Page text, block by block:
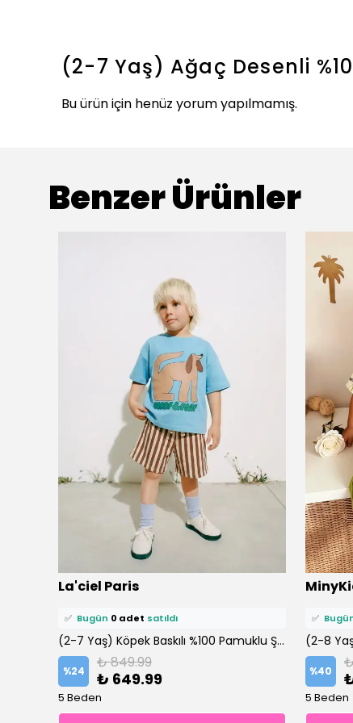
(2-7 Yaş) Ağaç Desenli
Bu ürün için henüz yorum yapılmamış.
Benzer Ürünler
La'ciel Paris
⭐️ Bu ürünü0 kişifavoriledi!
✅ Bugün 0 adet satıldı
(2-7 Yaş) Köpek Baskılı %100 Pamuklu Şortlu Altüst Takım
%24 ₺ 849.99
₺ 649.99
5 Beden
⭐️ Bu
0 kişi
✅
%40
5 Beden